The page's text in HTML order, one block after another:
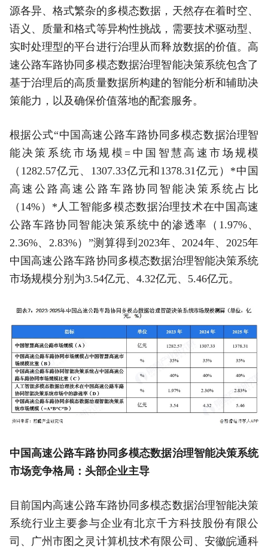
源各异、格式繁杂的多模态数据，天然存在着时空、
语义、质量和格式等异构性挑战，需要技术驱动型、
实时处理型的平台进行治理从而释放数据的价值。高
速公路车路协同多模态数据治理智能决策系统包含了
基于治理后的高质量数据所构建的智能分析和辅助决
策能力，以及确保价值落地的配套服务。
根据公式“中国高速公路车路协同多模态数据治理智
能决策系统市场规模=中国智慧高速市场规模
（1282.57亿元、1307.33亿元和1378.31亿元）*中国
高速公路高速公路车路协同智能决策系统占比
（14%）*人工智能多模态数据治理技术在中国高速
公路车路协同智能决策系统中的渗透率（1.97%、
2.36%、2.83%）”测算得到2023年、2024年、2025年
中国高速公路车路协同多模态数据治理智能决策系统
市场规模分别为3.54亿元、4.32亿元、5.46亿元。
中国高速公路车路协同多模态数据治理智能决策系统
市场竞争格局：头部企业主导
目前国内高速公路车路协同多模态数据治理智能决策
系统行业主要参与企业有北京千方科技股份有限公
司、广州市图之灵计算机技术有限公司、安徽皖通科